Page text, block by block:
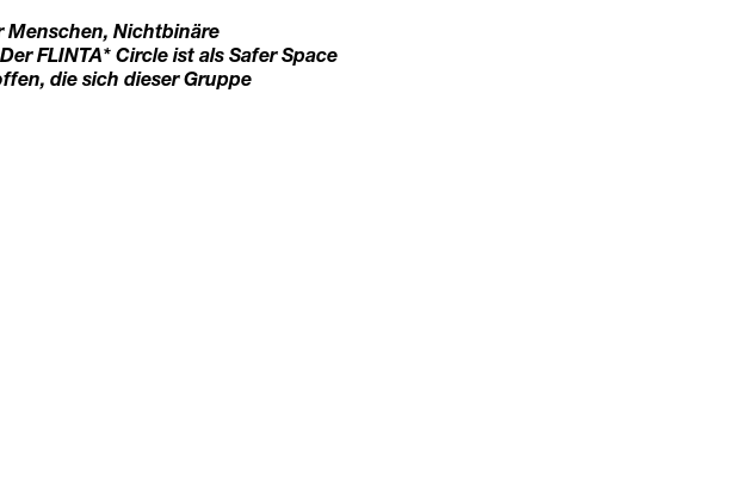
Menschen, Nichtbinäre
FLINTA* Circle ist als Safer Space
die sich dieser Gruppe